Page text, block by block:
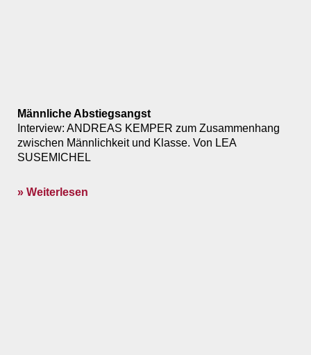
Männliche Abstiegsangst
Interview: ANDREAS KEMPER zum Zusammenhang
zwischen Männlichkeit und Klasse. Von LEA
SUSEMICHEL
» Weiterlesen